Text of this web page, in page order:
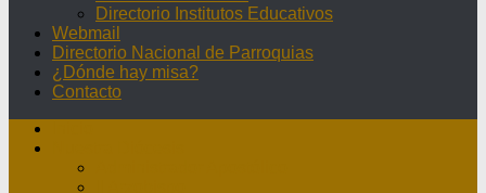
Directorio Institutos Educativos
Webmail
Directorio Nacional de Parroquias
¿Dónde hay misa?
Contacto